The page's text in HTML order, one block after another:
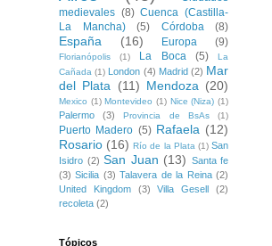
medievales (8) Cuenca (Castilla-
La Mancha)
(5) Córdoba (8)
España (16) Europa (9)
Florianópolis (1) La Boca (5)
La
Cañada (1) London (4) Madrid (2) Mar
del Plata (11) Mendoza (20)
Mexico (1) Montevideo (1) Nice (Niza) (1)
Palermo (3) Provincia de BsAs (1)
Puerto Madero (5) Rafaela (12)
Rosario (16) Río de la Plata (1) San
Isidro (2) San Juan (13) Santa fe
(3) Sicilia (3) Talavera de la Reina (2)
United Kingdom
(3) Villa Gesell
(2)
recoleta (2)
Tópicos